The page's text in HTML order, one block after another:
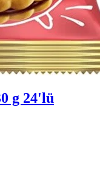
g 24'lü